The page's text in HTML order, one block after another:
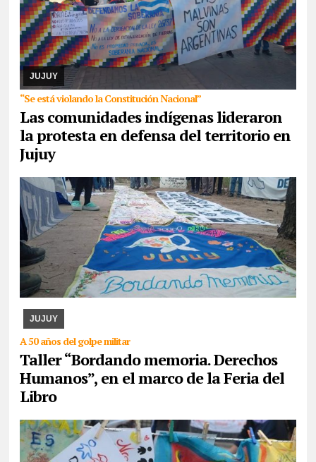
JUJUY
“Se está violando la Constitución Nacional”
Las comunidades indígenas lideraron
la protesta en defensa del territorio en
Jujuy
07/08/2026 Reunidos por el rechazo a “la venta de la
Pachamama”, manifestantes de todos los sectores sociales de la
provincia confluyeron en San Salvador para r ...
JUJUY
A 50 años del golpe militar
Taller “Bordando memoria. Derechos
Humanos”, en el marco de la Feria del
Libro
07/08/2026 La actividad se desarrollará esta tarde en CAJA. Se
además, quienes participen pod ...